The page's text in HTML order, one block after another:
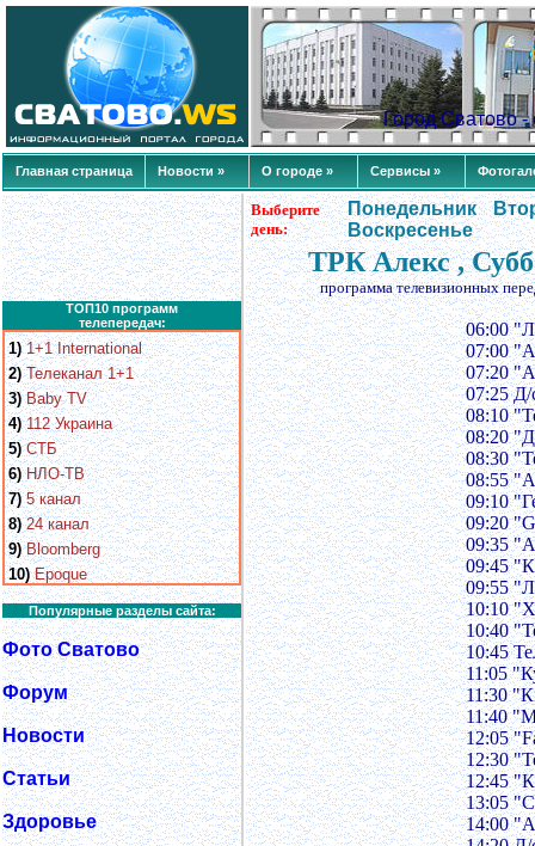
Город Сватово
Главная страница Новости » О городе » Сервисы »
ТОП10 программ
телепередач:
1) 1+1 International
2) Телеканал 1+1
3) Baby TV
4) 112 Украина
5) СТБ
6) НЛО-ТВ
7) 5 канал
8) 24 канал
9) Bloomberg
10) Epoque
Популярные разделы сайта:
Фото Сватово
Форум
Новости
Статьи
Здоровье
Выберите
день:
Понедельник
Воскресенье
ТРК Алекс ,
программа телевизионных
06:00
07:00
07:20
07:25 Д/
08:10
08:20
08:30
08:55
09:10
09:20
09:35
09:45
09:55
10:10
10:40
10:45
11:05
11:30
11:40
12:05
12:30
12:45
13:05
14:00